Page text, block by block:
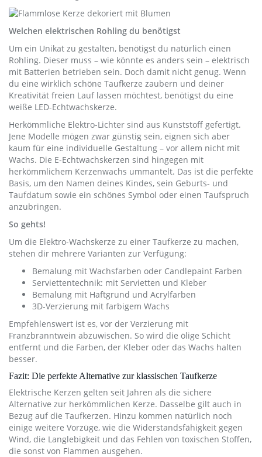
Welchen elektrischen Rohling du benötigst
Um ein Unikat zu gestalten, benötigst du natürlich einen
Rohling. Dieser muss – wie könnte es anders sein – elektrisch
mit Batterien betrieben sein. Doch damit nicht genug. Wenn
du eine wirklich schöne Taufkerze zaubern und deiner
Kreativität freien Lauf lassen möchtest, benötigst du eine
weiße LED-Echtwachskerze.
Herkömmliche Elektro-Lichter sind aus Kunststoff gefertigt.
Jene Modelle mögen zwar günstig sein, eignen sich aber
kaum für eine individuelle Gestaltung – vor allem nicht mit
Wachs. Die E-Echtwachskerzen sind hingegen mit
herkömmlichem Kerzenwachs ummantelt. Das ist die perfekte
Basis, um den Namen deines Kindes, sein Geburts- und
Taufdatum sowie ein schönes Symbol oder einen Taufspruch
anzubringen.
So gehts!
Um die Elektro-Wachskerze zu einer Taufkerze zu machen,
stehen dir mehrere Varianten zur Verfügung:
Bemalung mit Wachsfarben oder Candlepaint Farben
Serviettentechnik: mit Servietten und Kleber
Bemalung mit Haftgrund und Acrylfarben
3D-Verzierung mit farbigem Wachs
Empfehlenswert ist es, vor der Verzierung mit
Franzbranntwein abzuwischen. So wird die ölige Schicht
entfernt und die Farben, der Kleber oder das Wachs halten
besser.
Fazit: Die perfekte Alternative zur klassischen Taufkerze
Elektrische Kerzen gelten seit Jahren als die sichere
Alternative zur herkömmlichen Kerze. Dasselbe gilt auch in
Bezug auf die Taufkerzen. Hinzu kommen natürlich noch
einige weitere Vorzüge, wie die Widerstandsfähigkeit gegen
Wind, die Langlebigkeit und das Fehlen von toxischen Stoffen,
die sonst von Flammen ausgehen.